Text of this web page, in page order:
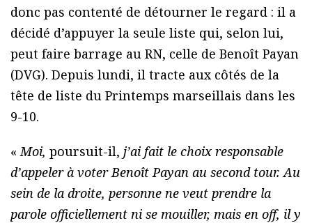
donc pas contenté de détourner le regard : il a
décidé d’appuyer la seule liste qui, selon lui,
peut faire barrage au RN, celle de Benoît Payan
(DVG). Depuis lundi, il tracte aux côtés de la
tête de liste du Printemps marseillais dans les
9-10.
« Moi, poursuit-il, j’ai fait le choix responsable
d’appeler à voter Benoît Payan au second tour. Au
sein de la droite, personne ne veut prendre la
parole officiellement ni se mouiller, mais en off, il y